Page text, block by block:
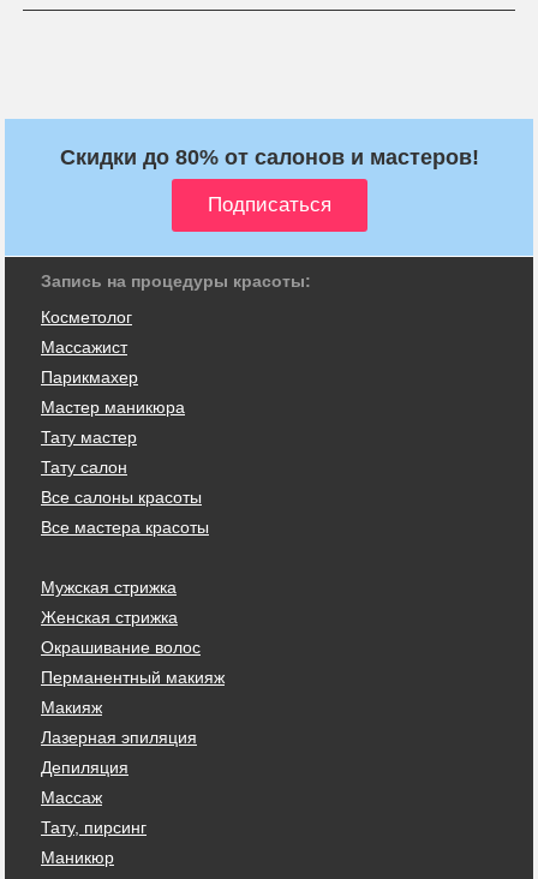
Скидки до 80% от салонов и мастеров!
Запись на процедуры красоты:
Косметолог
Массажист
Парикмахер
Мастер маникюра
Тату мастер
Тату салон
Все салоны красоты
Все мастера красоты
Мужская стрижка
Женская стрижка
Окрашивание волос
Перманентный макияж
Макияж
Лазерная эпиляция
Депиляция
Массаж
Тату, пирсинг
Маникюр